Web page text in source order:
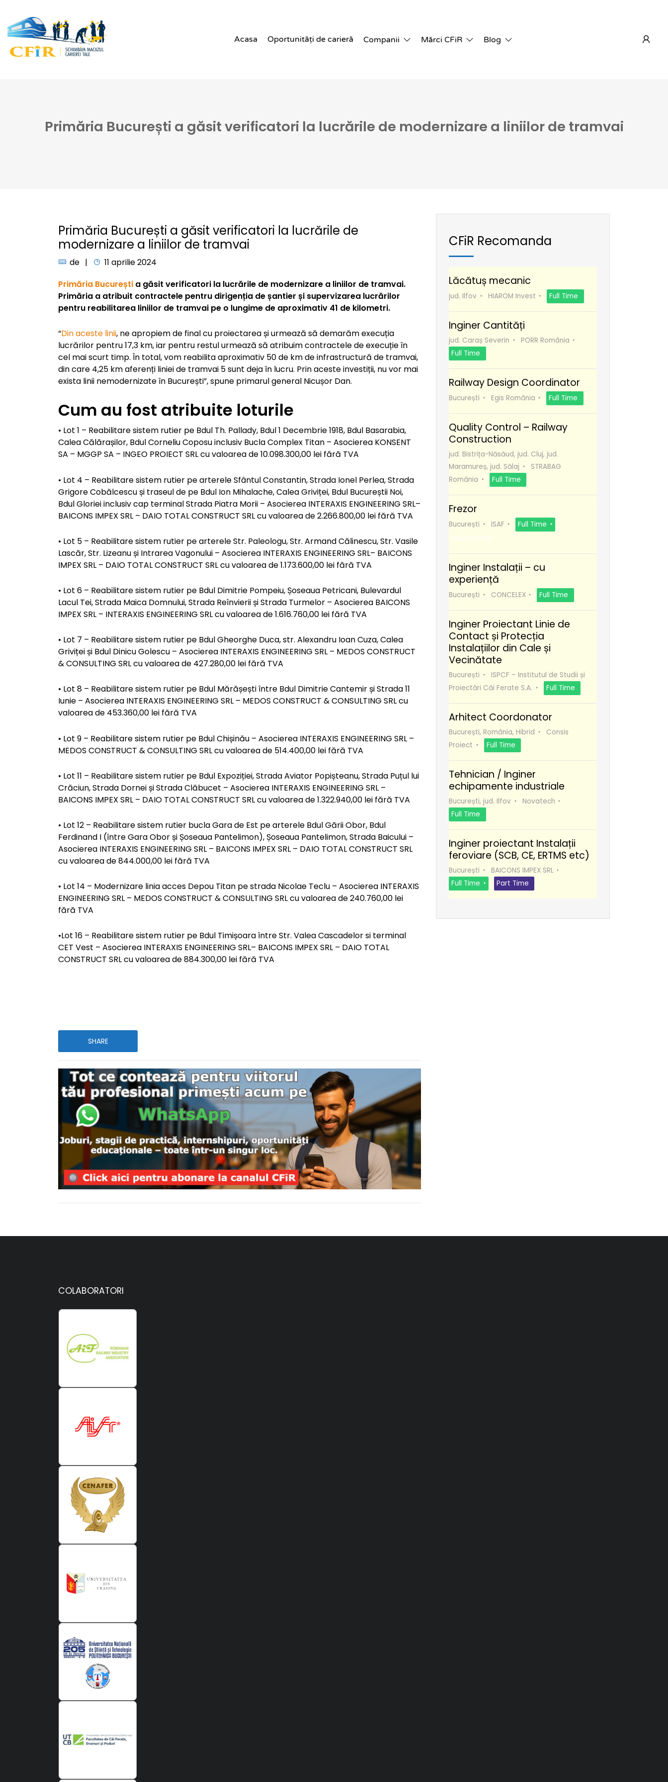
Acasa Oportunități de carieră Companii Mărci CFiR Blog
Primăria București a găsit verificatori la lucrările de modernizare a liniilor de tramvai
Primăria București a găsit verificatori la lucrările de
modernizare a liniilor de tramvai
de
11 aprilie 2024
Primăria București a găsit verificatori la lucrările de modernizare a liniilor de tramvai.
Primăria a atribuit contractele pentru dirigenția de șantier și supervizarea lucrărilor
pentru reabilitarea liniilor de tramvai pe o lungime de aproximativ 41 de kilometri.
“Din aceste linii, ne apropiem de final cu proiectarea și urmează să demarăm execuția
lucrărilor pentru 17,3 km, iar pentru restul urmează să atribuim contractele de execuție în
cel mai scurt timp. În total, vom reabilita aproximativ 50 de km de infrastructură de tramvai,
din care 4,25 km aferenți liniei de tramvai 5 sunt deja în lucru. Prin aceste investiții, nu vor mai
exista linii nemodernizate în București”, spune primarul general Nicușor Dan.
Cum au fost atribuite loturile
• Lot 1 – Reabilitare sistem rutier pe Bdul Th. Pallady, Bdul 1 Decembrie 1918, Bdul Basarabia,
Calea Călărașilor, Bdul Corneliu Coposu inclusiv Bucla Complex Titan – Asocierea KONSENT
SA – MGGP SA – INGEO PROIECT SRL cu valoarea de 10.098.300,00 lei fără TVA
• Lot 4 – Reabilitare sistem rutier pe arterele Sfântul Constantin, Strada Ionel Perlea, Strada
Grigore Cobălcescu și traseul de pe Bdul Ion Mihalache, Calea Griviței, Bdul Bucureștii Noi,
Bdul Gloriei inclusiv cap terminal Strada Piatra Morii – Asocierea INTERAXIS ENGINEERING SRL–
BAICONS IMPEX SRL – DAIO TOTAL CONSTRUCT SRL cu valoarea de 2.266.800,00 lei fără TVA
• Lot 5 – Reabilitare sistem rutier pe arterele Str. Paleologu, Str. Armand Călinescu, Str. Vasile
Lascăr, Str. Lizeanu și Intrarea Vagonului – Asocierea INTERAXIS ENGINEERING SRL– BAICONS
IMPEX SRL – DAIO TOTAL CONSTRUCT SRL cu valoarea de 1.173.600,00 lei fără TVA
• Lot 6 – Reabilitare sistem rutier pe Bdul Dimitrie Pompeiu, Șoseaua Petricani, Bulevardul
Lacul Tei, Strada Maica Domnului, Strada Reînvierii și Strada Turmelor – Asocierea BAICONS
IMPEX SRL – INTERAXIS ENGINEERING SRL cu valoarea de 1.616.760,00 lei fără TVA
• Lot 7 – Reabilitare sistem rutier pe Bdul Gheorghe Duca, str. Alexandru Ioan Cuza, Calea
Griviței și Bdul Dinicu Golescu – Asocierea INTERAXIS ENGINEERING SRL – MEDOS CONSTRUCT
& CONSULTING SRL cu valoarea de 427.280,00 lei fără TVA
• Lot 8 – Reabilitare sistem rutier pe Bdul Mărășești între Bdul Dimitrie Cantemir și Strada 11
Iunie – Asocierea INTERAXIS ENGINEERING SRL – MEDOS CONSTRUCT & CONSULTING SRL cu
valoarea de 453.360,00 lei fără TVA
• Lot 9 – Reabilitare sistem rutier pe Bdul Chișinău – Asocierea INTERAXIS ENGINEERING SRL –
MEDOS CONSTRUCT & CONSULTING SRL cu valoarea de 514.400,00 lei fără TVA
• Lot 11 – Reabilitare sistem rutier pe Bdul Expoziției, Strada Aviator Popișteanu, Strada Puțul lui
Crăciun, Strada Dornei și Strada Clăbucet – Asocierea INTERAXIS ENGINEERING SRL –
BAICONS IMPEX SRL – DAIO TOTAL CONSTRUCT SRL cu valoarea de 1.322.940,00 lei fără TVA
• Lot 12 – Reabilitare sistem rutier bucla Gara de Est pe arterele Bdul Gării Obor, Bdul
Ferdinand I (între Gara Obor și Șoseaua Pantelimon), Șoseaua Pantelimon, Strada Baicului –
Asocierea INTERAXIS ENGINEERING SRL – BAICONS IMPEX SRL – DAIO TOTAL CONSTRUCT SRL
cu valoarea de 844.000,00 lei fără TVA
• Lot 14 – Modernizare linia acces Depou Titan pe strada Nicolae Teclu – Asocierea INTERAXIS
ENGINEERING SRL – MEDOS CONSTRUCT & CONSULTING SRL cu valoarea de 240.760,00 lei
fără TVA
•Lot 16 – Reabilitare sistem rutier pe Bdul Timișoara între Str. Valea Cascadelor si terminal
CET Vest – Asocierea INTERAXIS ENGINEERING SRL– BAICONS IMPEX SRL – DAIO TOTAL
CONSTRUCT SRL cu valoarea de 884.300,00 lei fără TVA
SHARE
CFiR Recomanda
Lăcătuș mecanic
jud. Ilfov HIAROM Invest Full Time
Inginer Cantități
jud. Caraș Severin
PORR România
Full Time
Railway Design Coordinator
București Egis România Full Time
Quality Control – Railway
Construction
jud. Bistrița-Năsăud, jud. Cluj, jud.
Maramureș, jud. Sălaj
STRABAG
România
Full Time
Frezor
București ISAF
Full Time
Recomanda
Inginer Instalații – cu
experiență
București CONCELEX Full Time
Inginer Proiectant Linie de
Contact și Protecția
Instalațiilor din Cale și
Vecinătate
București
ISPCF – Institutul de Studii și
Proiectări Căi Ferate S.A.
Full Time
Arhitect Coordonator
București, România, Hibrid
Consis
Proiect
Full Time
Tehnician / Inginer
echipamente industriale
București, jud. Ilfov
Novatech
Full Time
Inginer proiectant Instalații
feroviare (SCB, CE, ERTMS etc)
București
BAICONS IMPEX SRL
Full Time
Part Time
COLABORATORI